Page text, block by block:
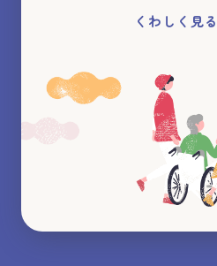
くわしく見る